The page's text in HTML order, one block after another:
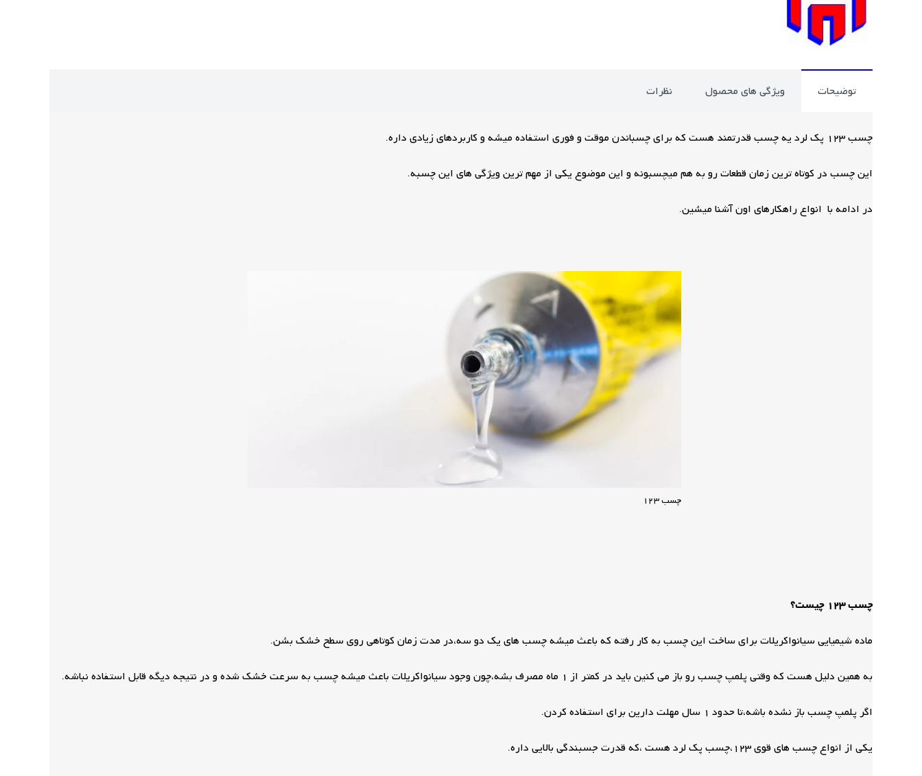
توضیحات ویژگی های محصول نظرات
چسب 123 پک لرد یه چسب قدرتمند هست که برای چسباندن موقت و فوری استفاده میشه و کاربردهای زیادی داره.
این چسب در کوتاه ترین زمان قطعات رو به هم میچسبونه و این موضوع یکی از مهم ترین ویژگی های این چسبه.
در ادامه با انواع راهکارهای اون آشنا میشین.
چسب 123
چسب 123 چیست؟
ماده شیمیایی سیانواکریلات برای ساخت این چسب به کار رفته که باعث میشه چسب های یک دو سه،در مدت زمان کوتاهی روی سطح خشک بشن.
به همین دلیل هست که وقتی پلمپ چسب رو باز می کنین باید در کمتر از 1 ماه مصرف بشه،چون وجود سیانواکریلات باعث میشه چسب به سرعت خشک شده و در نتیجه دیگه قابل استفاده نباشه.
اگر پلمپ چسب باز نشده باشه،تا حدود 1 سال مهلت دارین برای استفاده کردن.
یکی از انواع چسب های قوی 123،چسب پک لرد هست ،که قدرت جسبندگی بالایی داره.